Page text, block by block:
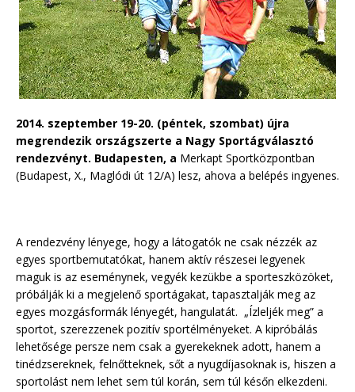
2014. szeptember 19-20. (péntek, szombat) újra
megrendezik országszerte a Nagy Sportágválasztó
rendezvényt. Budapesten, a Merkapt Sportközpontban
(Budapest, X., Maglódi út 12/A) lesz, ahova a belépés ingyenes.
A rendezvény lényege, hogy a látogatók ne csak nézzék az
egyes sportbemutatókat, hanem aktív részesei legyenek
maguk is az eseménynek, vegyék kezükbe a sporteszközöket,
próbálják ki a megjelenő sportágakat, tapasztalják meg az
egyes mozgásformák lényegét, hangulatát. „Ízleljék meg” a
sportot, szerezzenek pozitív sportélményeket. A kipróbálás
lehetősége persze nem csak a gyerekeknek adott, hanem a
tinédzsereknek, felnőtteknek, sőt a nyugdíjasoknak is, hiszen a
sportolást nem lehet sem túl korán, sem túl későn elkezdeni.